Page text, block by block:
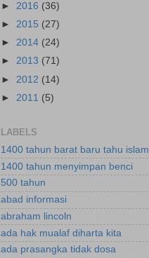
► 2016 (36)
► 2015 (27)
► 2014 (24)
► 2013 (71)
► 2012 (14)
► 2011 (5)
LABELS
1400 tahun barat baru tahu islam
1400 tahun menyimpan benci
500 tahun
abad informasi
abraham lincoln
ada hak mualaf diharta kita
ada prasangka tidak dosa